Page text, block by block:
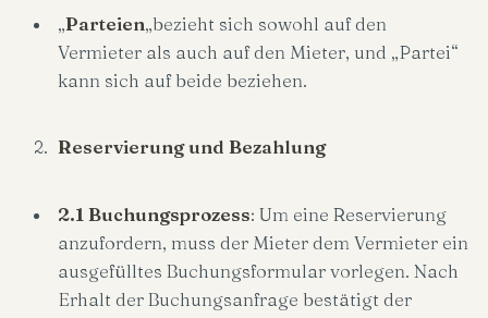
„Parteien„bezieht sich sowohl auf den
Vermieter als auch auf den Mieter, und „Partei“
kann sich auf beide beziehen.
Reservierung und Bezahlung
2.1 Buchungsprozess: Um eine Reservierung
anzufordern, muss der Mieter dem Vermieter ein
ausgefülltes Buchungsformular vorlegen. Nach
Erhalt der Buchungsanfrage bestätigt der